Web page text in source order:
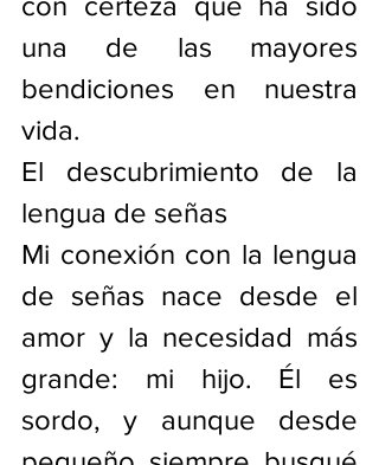
una de las mayores
bendiciones en nuestra
vida.
El descubrimiento de la
lengua de señas
Mi conexión con la lengua
de señas nace desde el
amor y la necesidad más
grande: mi hijo. Él es
sordo, y aunque desde